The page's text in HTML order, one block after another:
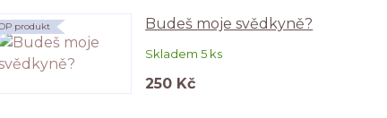
Budeš moje svědkyně?
Skladem 5 ks
produkt
250 Kč